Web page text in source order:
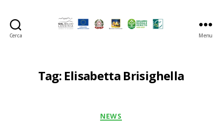
Cerca Menu
Tag: Elisabetta Brisighella
Categorie
NEWS